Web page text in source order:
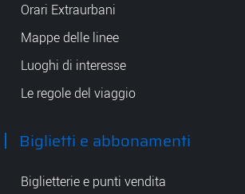
Orari Extraurbani
Mappe delle linee
Luoghi di interesse
Le regole del viaggio
Biglietti e abbonamenti
Biglietterie e punti vendita